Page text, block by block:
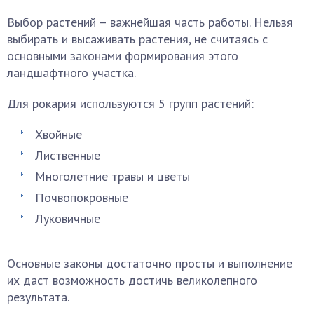
Выбор растений – важнейшая часть работы. Нельзя
выбирать и высаживать растения, не считаясь с
основными законами формирования этого
ландшафтного участка.
Для рокария используются 5 групп растений:
Хвойные
Лиственные
Многолетние травы и цветы
Почвопокровные
Луковичные
Основные законы достаточно просты и выполнение
их даст возможность достичь великолепного
результата.